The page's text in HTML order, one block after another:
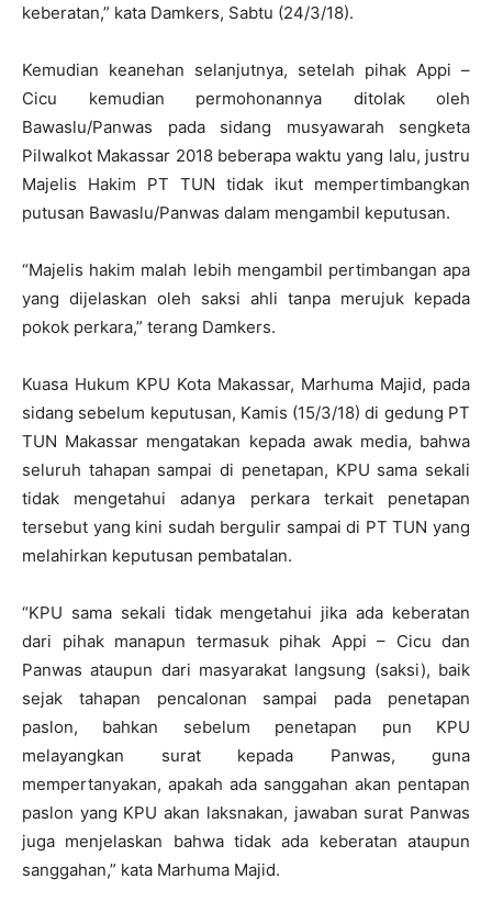
keberatan,” kata Damkers, Sabtu (24/3/18).
Kemudian keanehan selanjutnya, setelah pihak Appi –
Cicu kemudian permohonannya ditolak oleh
Bawaslu/Panwas pada sidang musyawarah sengketa
Pilwalkot Makassar 2018 beberapa waktu yang lalu, justru
Majelis Hakim PT TUN tidak ikut mempertimbangkan
putusan Bawaslu/Panwas dalam mengambil keputusan.
“Majelis hakim malah lebih mengambil pertimbangan apa
yang dijelaskan oleh saksi ahli tanpa merujuk kepada
pokok perkara,” terang Damkers.
Kuasa Hukum KPU Kota Makassar, Marhuma Majid, pada
sidang sebelum keputusan, Kamis (15/3/18) di gedung PT
TUN Makassar mengatakan kepada awak media, bahwa
seluruh tahapan sampai di penetapan, KPU sama sekali
tidak mengetahui adanya perkara terkait penetapan
tersebut yang kini sudah bergulir sampai di PT TUN yang
melahirkan keputusan pembatalan.
“KPU sama sekali tidak mengetahui jika ada keberatan
dari pihak manapun termasuk pihak Appi – Cicu dan
Panwas ataupun dari masyarakat langsung (saksi), baik
sejak tahapan pencalonan sampai pada penetapan
paslon, bahkan sebelum penetapan pun KPU
melayangkan surat kepada Panwas, guna
mempertanyakan, apakah ada sanggahan akan pentapan
paslon yang KPU akan laksnakan, jawaban surat Panwas
juga menjelaskan bahwa tidak ada keberatan ataupun
sanggahan,” kata Marhuma Majid.